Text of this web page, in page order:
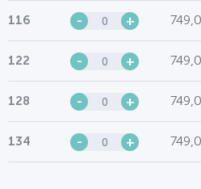
116 - +
122 - +
128 - +
134 - +